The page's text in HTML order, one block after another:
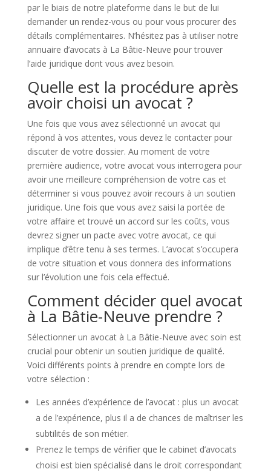
par le biais de notre plateforme dans le but de lui
demander un rendez-vous ou pour vous procurer des
détails complémentaires. N’hésitez pas à utiliser notre
annuaire d’avocats à La Bâtie-Neuve pour trouver
l’aide juridique dont vous avez besoin.
Quelle est la procédure après
avoir choisi un avocat ?
Une fois que vous avez sélectionné un avocat qui
répond à vos attentes, vous devez le contacter pour
discuter de votre dossier. Au moment de votre
première audience, votre avocat vous interrogera pour
avoir une meilleure compréhension de votre cas et
déterminer si vous pouvez avoir recours à un soutien
juridique. Une fois que vous avez saisi la portée de
votre affaire et trouvé un accord sur les coûts, vous
devrez signer un pacte avec votre avocat, ce qui
implique d’être tenu à ses termes. L’avocat s’occupera
de votre situation et vous donnera des informations
sur l’évolution une fois cela effectué.
Comment décider quel avocat
à La Bâtie-Neuve prendre ?
Sélectionner un avocat à La Bâtie-Neuve avec soin est
crucial pour obtenir un soutien juridique de qualité.
Voici différents points à prendre en compte lors de
votre sélection :
Les années d’expérience de l’avocat : plus un avocat
a de l’expérience, plus il a de chances de maîtriser les
subtilités de son métier.
Prenez le temps de vérifier que le cabinet d’avocats
choisi est bien spécialisé dans le droit correspondant